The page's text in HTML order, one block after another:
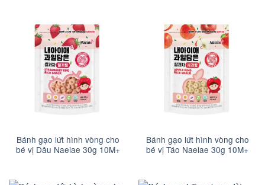
Bánh gạo lứt hình vòng cho
bé vị Dâu Naeiae 30g 10M+
Bánh gạo lứt hình vòng cho
bé vị Táo Naeiae 30g 10M+